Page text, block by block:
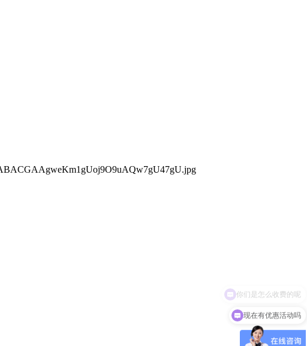
现在有优惠活动吗